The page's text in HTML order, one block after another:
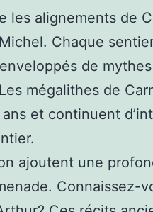
les alignements de
Chaque
de
mégalithes de
et continuent
ajoutent une
Connaissez-